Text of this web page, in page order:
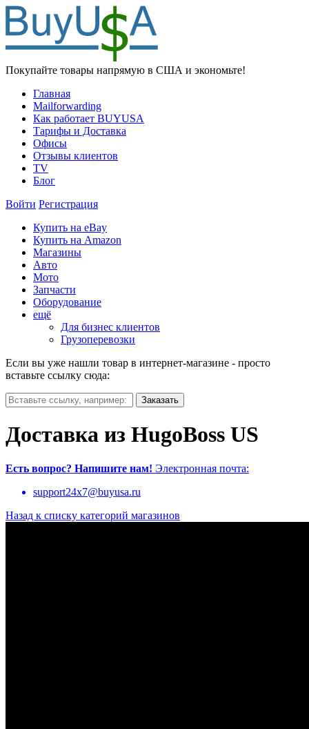
Покупайте товары напрямую в США и экономьте!
Главная
Mailforwarding
Как работает BUYUSA
Тарифы и Доставка
Офисы
Отзывы клиентов
TV
Блог
Войти Регистрация
Купить на eBay
Купить на Amazon
Магазины
Авто
Мото
Запчасти
Оборудование
ещё
Для бизнес клиентов
Грузоперевозки
Если вы уже нашли товар в интернет-магазине - просто
вставьте ссылку сюда:
Доставка из HugoBoss US
Есть вопрос? Напишите нам! Электронная почта:
support24x7@buyusa.ru
Назад к списку категорий магазинов